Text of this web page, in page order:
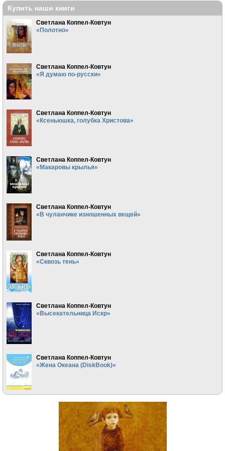
Купить наши книги
Светлана Коппел-Ковтун
«Полотно»
Светлана Коппел-Ковтун
«Я думаю по-русски»
Светлана Коппел-Ковтун
«Ксеньюшка, голубка Христова»
Светлана Коппел-Ковтун
«Макаровы крылья»
Светлана Коппел-Ковтун
«В чуланчике изношенных вещей»
Светлана Коппел-Ковтун
«Сквозь тень»
Светлана Коппел-Ковтун
«Высекательница Искр»
Светлана Коппел-Ковтун
«Жена Океана (DiskBook)»